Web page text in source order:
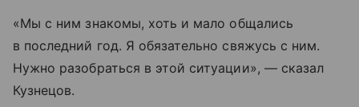
«Мы с ним знакомы, хоть и мало общались
в последний год. Я обязательно свяжусь с ним.
Нужно разобраться в этой ситуации», — сказал
Кузнецов.